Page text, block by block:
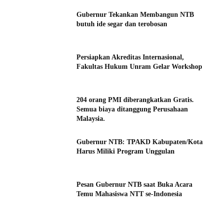
Gubernur Tekankan Membangun NTB
butuh ide segar dan terobosan
Persiapkan Akreditas Internasional,
Fakultas Hukum Unram Gelar Workshop
204 orang PMI diberangkatkan Gratis.
Semua biaya ditanggung Perusahaan
Malaysia.
Gubernur NTB: TPAKD Kabupaten/Kota
Harus Miliki Program Unggulan
Pesan Gubernur NTB saat Buka Acara
Temu Mahasiswa NTT se-Indonesia